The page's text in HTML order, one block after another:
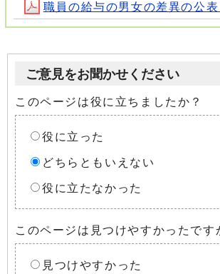
職員の給与の男女の差異の公表
ご意見をお聞かせください
このページは役に立ちましたか？
役に立った
どちらともいえない
役に立たなかった
このページは見つけやすかったです
見つけやすかった